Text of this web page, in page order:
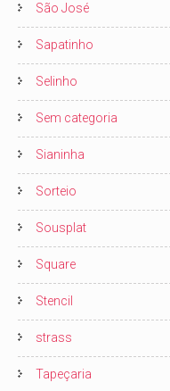
São José
Sapatinho
Selinho
Sem categoria
Sianinha
Sorteio
Sousplat
Square
Stencil
strass
Tapeçaria